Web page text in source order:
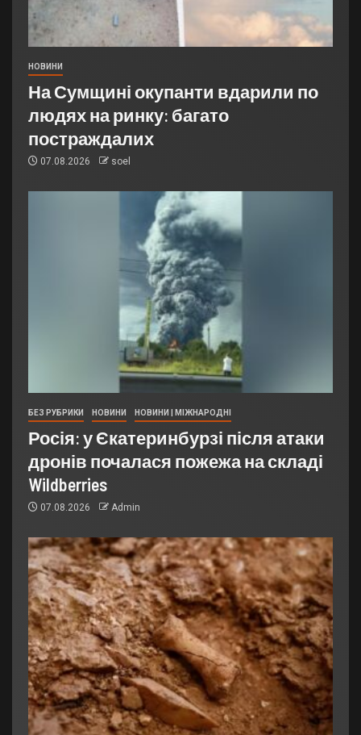
НОВИНИ
На Сумщині окупанти вдарили по
людях на ринку: багато
постраждалих
07.08.2026 soel
БЕЗ РУБРИКИ НОВИНИ НОВИНИ | МІЖНАРОДНІ
Росія: у Єкатеринбурзі після атаки
дронів почалася пожежа на складі
Wildberries
07.08.2026 Admin